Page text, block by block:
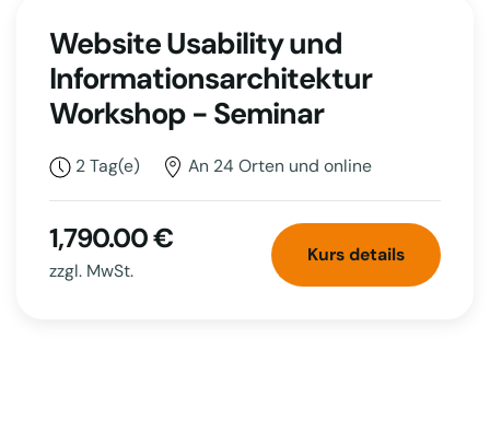
Website Usability und
Informationsarchitektur
Workshop - Seminar
2 Tag(e) An 24 Orten und online
1,790.00 €
zzgl. MwSt.
Kurs details